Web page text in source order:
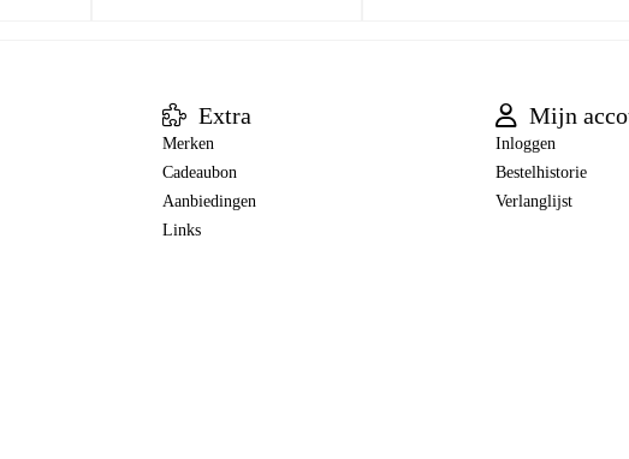
Extra
Merken
Cadeaubon
Aanbiedingen
Links
Mijn
Inloggen
Bestelhistorie
Verlanglijst